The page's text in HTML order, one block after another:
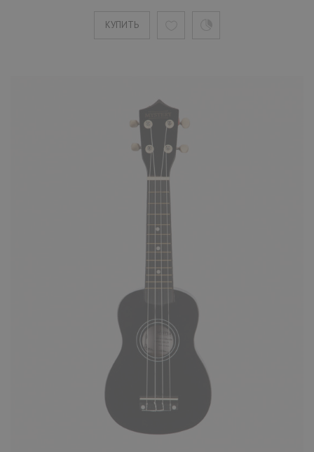
1690 ₽
цвета. Задняя дека и обечайка сделаны из
липы. Бридж инс..
КУПИТЬ
Укулеле Mystery UG21C кофейная
1690 ₽
Mystery UG21C сопрано-укулеле кофейного
цвета. На инструмент устанавливаются
нейлоновые струны, прич..
КУПИТЬ
КУПИТЬ